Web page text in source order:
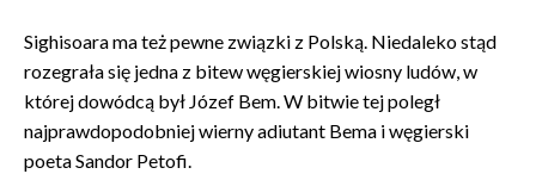
Sighisoara ma też pewne związki z Polską. Niedaleko stąd
rozegrała się jedna z bitew węgierskiej wiosny ludów, w
której dowódcą był Józef Bem. W bitwie tej poległ
najprawdopodobniej wierny adiutant Bema i węgierski
poeta Sandor Petofi.